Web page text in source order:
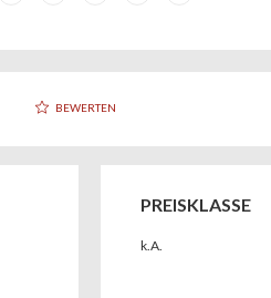
BEWERTEN
PREISKLASSE
k.A.